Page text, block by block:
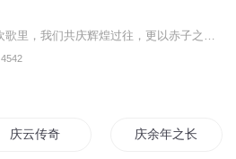
4542
庆云传奇 庆余年之长歌行